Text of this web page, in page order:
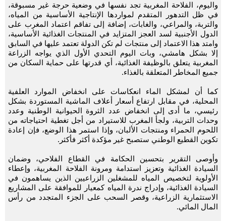
واليوم، الفلاحة المغربية تجد نفسها في وضعية حرجة غير مسبوقة،
في ظل التدهور المتقدم لمواردها الإنتاجية الأساسية من المياه،
والتربة، والمراعي، والغابات، إضافة إلى تفاقم اعتماد المغرب على
الدول الأجنبية لسد العجز المتزايد في المنتجات الغذائية الأساسية،
وامتد هذا الاعتماد إلى منتجات لم تكن الدولة تعتمد عليها في السابق
إلا بشكل هامشي، وبات اليوم التحدي الأول الذي يواجه الزراعة
المغربية يتعلق بالوظيفة الغذائية، أي قدرتها على حماية السكان من
جميع المخاطر المتعلقة بالغذاء.
كما أن لمشكل الماء انعكاسات على انخفاض الموارد العلفية
المحلية، في مقابل ارتفاع أسعار أعلاف الماشية المستوردة بشكل
رئيسي، ما أدى إلى انخفاض عدد الثروة الحيوانية الوطنية وعدد
وحدات التربية، ولجأ المغرب للاستيراد من أجل تغطية احتياجاته من
اللحوم الحمراء ومنتجات الألبان، وإذا استمر هذا الوضع، فإن إعادة
تكوين القطيع الوطني ستصبح غير مؤكدة أكثر فأكثر.
وأوصى التقرير بتحسين الحكامة في القطاع الفلاحي، وضمان
السيادة الغذائية وتعزيز استدامة ومرونة الفلاحة المغربية، وإعطاء
الأولوية لتخصيص المياه للمشغلين الزراعيين الذين يساهمون في
السيادة الغذائية، وإدراج ندرة المياه كمعيار للموافقة على المشاريع
الاستثمارية الزراعية، وقصر السحب على الجزء المتجدد من رأس
المال المائي.